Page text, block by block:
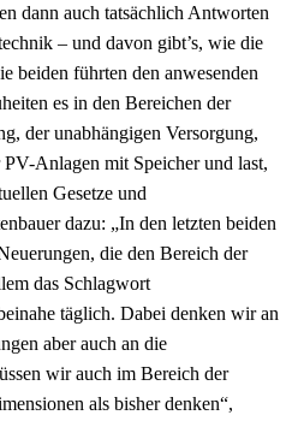
dann auch tatsächlich Antworten
– und davon gibt’s, wie die
beiden führten den anwesenden
es in den Bereichen der
der unabhängigen Versorgung,
Anlagen mit Speicher und last,
Gesetze und
dazu: „In den letzten beiden
die den Bereich der
das Schlagwort
täglich. Dabei denken wir an
aber auch an die
wir auch im Bereich der
als bisher denken“,